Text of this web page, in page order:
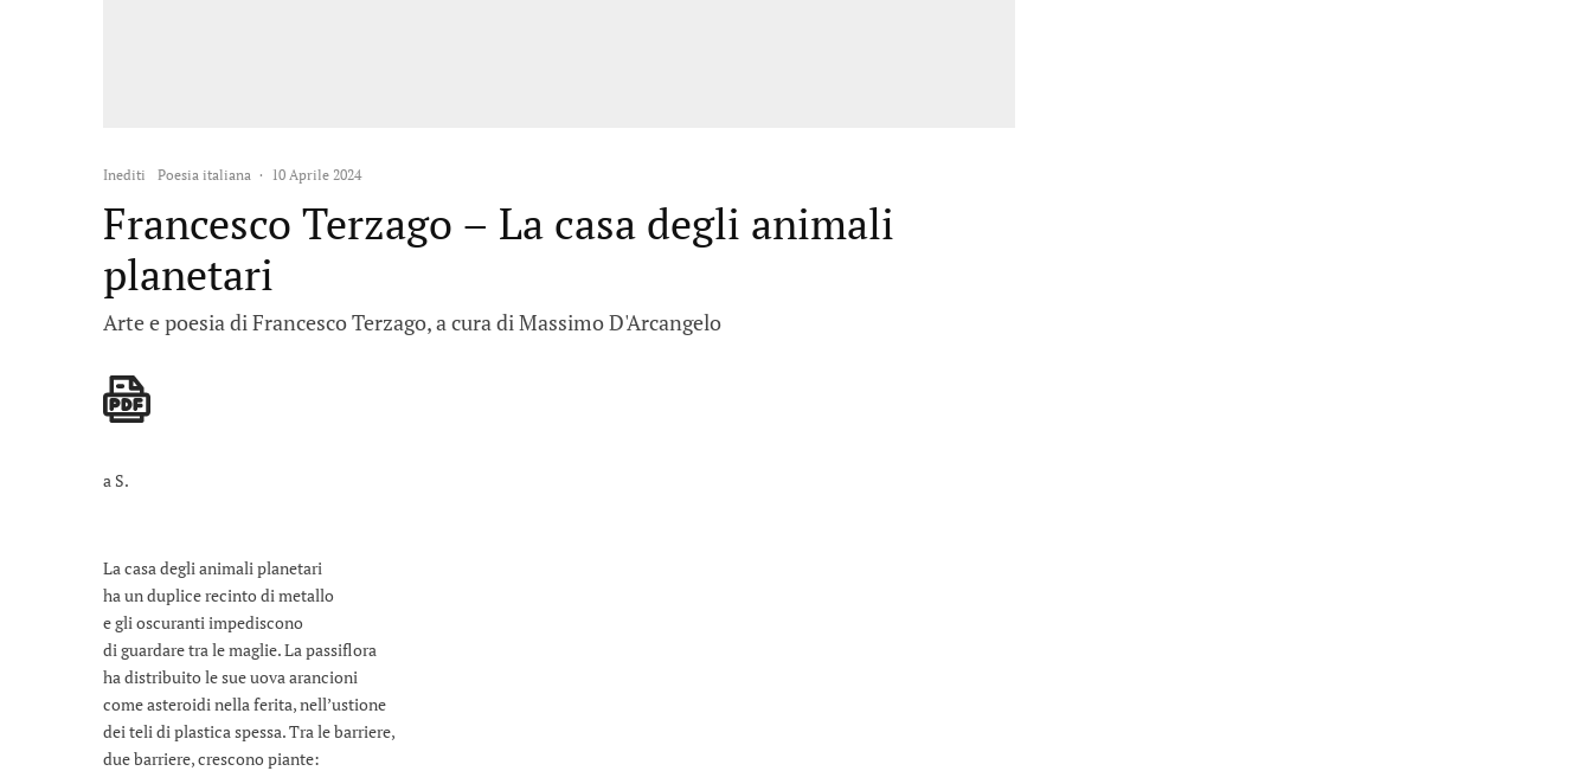
Inediti Poesia italiana · 10 Aprile 2024
Francesco Terzago – La casa degli animali
planetari
Arte e poesia di Francesco Terzago, a cura di Massimo D'Arcangelo
a S.
La casa degli animali planetari
ha un duplice recinto di metallo
e gli oscuranti impediscono
di guardare tra le maglie. La passiflora
ha distribuito le sue uova arancioni
come asteroidi nella ferita, nell’ustione
dei teli di plastica spessa. Tra le barriere,
due barriere, crescono piante: